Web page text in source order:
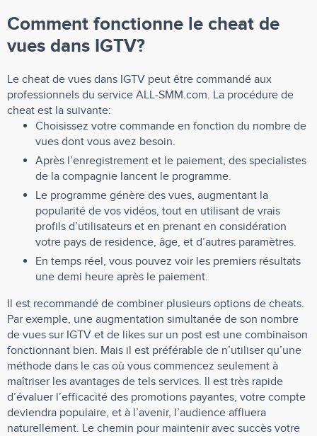
Comment fonctionne le cheat de
vues dans IGTV?
Le cheat de vues dans IGTV peut être commandé aux
professionnels du service ALL-SMM.com. La procédure de
cheat est la suivante:
Choisissez votre commande en fonction du nombre de
vues dont vous avez besoin.
Après l’enregistrement et le paiement, des specialistes
de la compagnie lancent le programme.
Le programme génère des vues, augmentant la
popularité de vos vidéos, tout en utilisant de vrais
profils d’utilisateurs et en prenant en considération
votre pays de residence, âge, et d’autres paramètres.
En temps réel, vous pouvez voir les premiers résultats
une demi heure après le paiement.
Il est recommandé de combiner plusieurs options de cheats.
Par exemple, une augmentation simultanée de son nombre
de vues sur IGTV et de likes sur un post est une combinaison
fonctionnant bien. Mais il est préférable de n’utiliser qu’une
méthode dans le cas où vous commencez seulement à
maîtriser les avantages de tels services. Il est très rapide
d’évaluer l’efficacité des promotions payantes, votre compte
deviendra populaire, et à l’avenir, l’audience affluera
naturellement. Le chemin pour maintenir avec succès votre